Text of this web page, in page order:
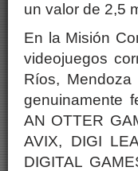
un valor de 2,5
En la Misión
videojuegos
Ríos,
genuinamente
AN OTTER
AVIX, DIGI
DIGITAL